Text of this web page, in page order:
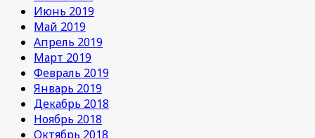
Июнь 2019
Май 2019
Апрель 2019
Март 2019
Февраль 2019
Январь 2019
Декабрь 2018
Ноябрь 2018
Октябрь 2018